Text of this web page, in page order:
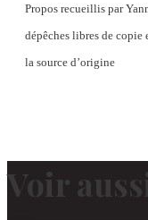
Propos recueillis par
dépêches libres de copie
la source d’origine
Voir